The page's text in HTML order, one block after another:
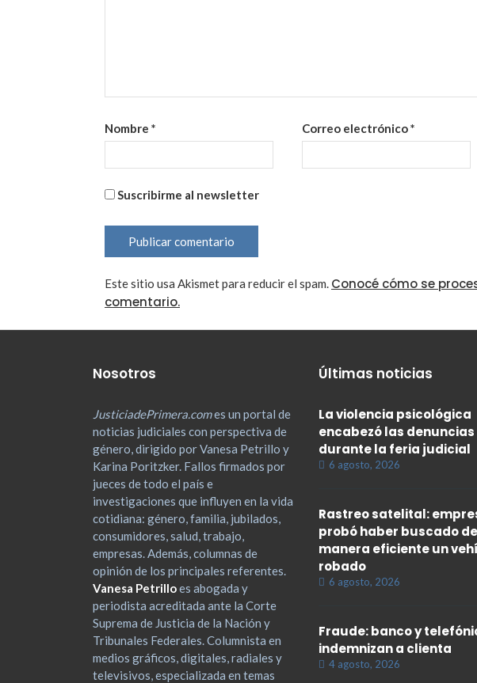
Nombre * Correo electrónico*
Suscribirme al newsletter
Este sitio usa Akismet para reducir el spam. Conocé cómo se
comentario.
Nosotros
JusticiadePrimera.comes un portal de
noticias judiciales con perspectiva de
género, dirigido por Vanesa Petrillo y
Karina Poritzker. Fallos firmados por
jueces de todo el país e
investigaciones que influyen en la vida
cotidiana: género, familia, jubilados,
consumidores, salud, trabajo,
empresas. Además, columnas de
opinión de los principales referentes.
Vanesa Petrilloes abogada y
periodista acreditada ante la Corte
Suprema de Justicia de la Nación y
Tribunales Federales. Columnista en
medios gráficos, digitales, radiales y
televisivos, especializada en temas
Últimas noticias
La violencia psicológica
encabezó las denuncias
durante la feria judicial
6 agosto, 2026
Rastreo satelital:
probó haber buscado de
manera eficiente un
robado
6 agosto, 2026
Fraude: banco y
indemnizan a clienta
4 agosto, 2026